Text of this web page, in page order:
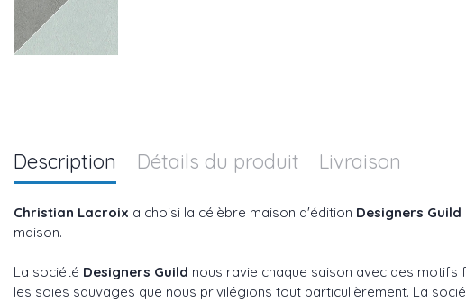
Description Détails du produit Livraison
Christian Lacroix a choisi la célèbre maison d'édition Designers Guild
maison.
La société Designers Guild nous ravie chaque saison avec des motifs
les soies sauvages que nous privilégions tout particulièrement. La